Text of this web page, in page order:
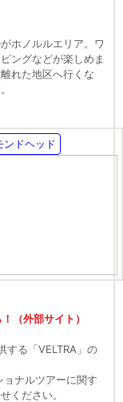
ホノルルエリア。ワ
ングなどが楽しめま
れた地区へ行くな
ンドヘッド
（外部サイト）
する「VELTRA」の
ナルツアーに関す
ください。